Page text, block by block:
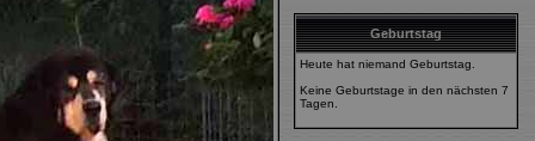
Geburtstag
Heute hat niemand Geburtstag.
Keine Geburtstage in den nächsten 7
Tagen.